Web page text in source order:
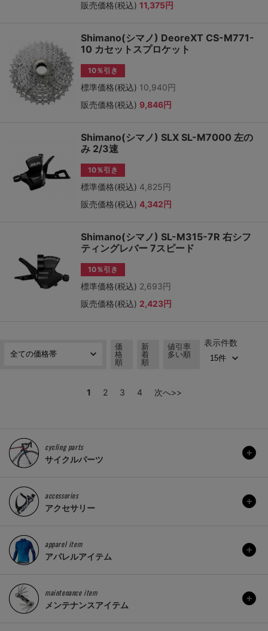
販売価格(税込) 11,375円
Shimano(シマノ) DeoreXT CS-M771-
10 カセットスプロケット
10％引き
標準価格(税込) 10,940円
販売価格(税込) 9,846円
Shimano(シマノ) SLX SL-M7000 左の
み 2/3速
10％引き
標準価格(税込) 4,825円
販売価格(税込) 4,342円
Shimano(シマノ) SL-M315-7R 右シフ
ティングレバー 7スピード
10％引き
標準価格(税込) 2,693円
販売価格(税込) 2,423円
価
格
順
新
着
順
値引率
多い順
表示件数
1 2 3 4 次へ>>
cycling parts
サイクルパーツ
accessories
アクセサリー
apparel item
アパレルアイテム
maintenance item
メンテナンスアイテム